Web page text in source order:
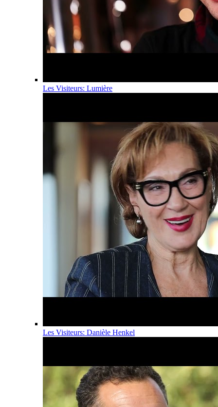
Les Visiteurs: Lumière
Les Visiteurs: Danièle Henkel